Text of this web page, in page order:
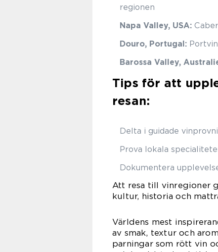
regionen
Napa Valley, USA:
Douro, Portugal:
Barossa Valley,
Tips för att
resan:
Delta i guidade
Prova lokala
Dokumentera
Att resa till vinregioner
kultur, historia och
Världens mest
av smak, textur och
parningar som rött vin